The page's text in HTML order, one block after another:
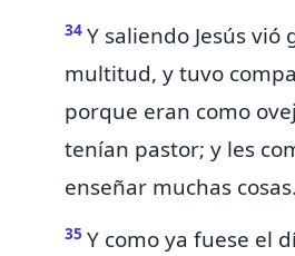
34 Y saliendo Jesúsvió
multitud, y tuvo
porque eran como
tenían pastor; y les
enseñar muchas cosas.
35 Y como ya fuese el